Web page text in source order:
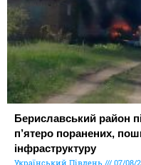
Бериславський район
п’ятеро поранених,
інфраструктуру
Український Південь 07/08/